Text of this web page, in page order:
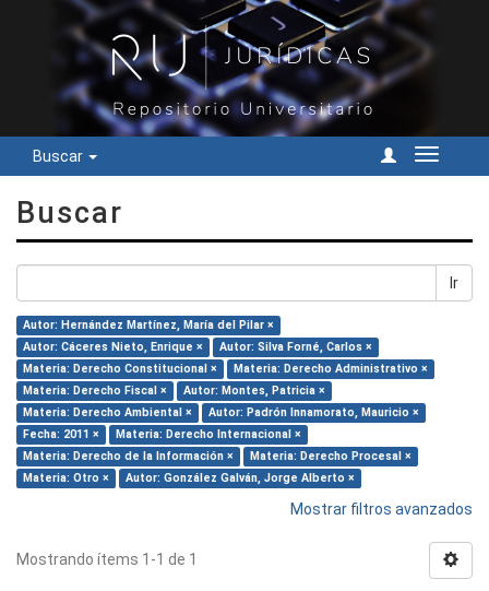
Buscar
Cambiar
Buscar
Ir
Autor: Hernández Martínez, María del Pilar ×
Autor: Cáceres Nieto, Enrique ×
Autor: Silva Forné, Carlos ×
Materia: Derecho Constitucional ×
Materia: Derecho Administrativo ×
Materia: Derecho Fiscal ×
Autor: Montes, Patricia ×
Materia: Derecho Ambiental ×
Autor: Padrón Innamorato, Mauricio ×
Fecha: 2011 ×
Materia: Derecho Internacional ×
Materia: Derecho de la Información ×
Materia: Derecho Procesal ×
Materia: Otro ×
Autor: González Galván, Jorge Alberto ×
Mostrar filtros avanzados
Mostrando ítems 1-1 de 1